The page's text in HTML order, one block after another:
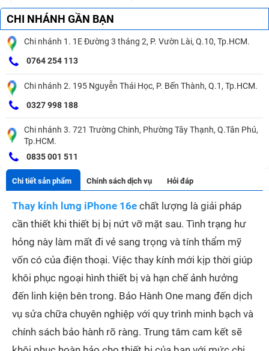
CHI NHÁNH GẦN BẠN
Chi nhánh 1. 1E Đường 3 tháng 2, P. Vườn Lài, Q.10, Tp.HCM.
0764 254 113
Chi nhánh 2. 195 Nguyễn Thái Học, P. Bến Thành, Q.1, Tp.HCM.
0327 998 188
Chi nhánh 3. 721 Trường Chinh, Phường Tây Thạnh, Q.Tân Phú,
Tp.HCM.
0835 001 511
Chi tiết sản phẩm Chính sách dịch vụ Hỏi đáp
Thay kính lưng iPhone 16e chất lượng là giải pháp
cần thiết khi thiết bị bị nứt vỡ mặt sau. Tình trạng hư
hỏng này làm mất đi vẻ sang trọng và tính thẩm mỹ
vốn có của điện thoại. Việc thay kính mới kịp thời giúp
khôi phục ngoại hình thiết bị và hạn chế ảnh hưởng
đến linh kiện bên trong. Bảo Hành One mang đến dịch
vụ sửa chữa chuyên nghiệp với quy trình minh bạch và
chính sách bảo hành rõ ràng. Trung tâm cam kết sẽ